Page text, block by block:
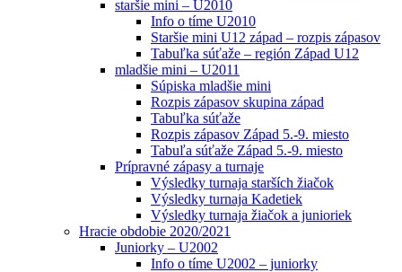
staršie mini – U2010
Info o tíme U2010
Staršie mini U12 západ – rozpis zápasov
Tabuľka súťaže – región Západ U12
mladšie mini – U2011
Súpiska mladšie mini
Rozpis zápasov skupina západ
Tabuľka súťaže
Rozpis zápasov Západ 5.-9. miesto
Tabuľa súťaže Západ 5.-9. miesto
Prípravné zápasy a turnaje
Výsledky turnaja starších žiačok
Výsledky turnaja Kadetiek
Výsledky turnaja žiačok a junioriek
Hracie obdobie 2020/2021
Juniorky – U2002
Info o tíme U2002 – juniorky